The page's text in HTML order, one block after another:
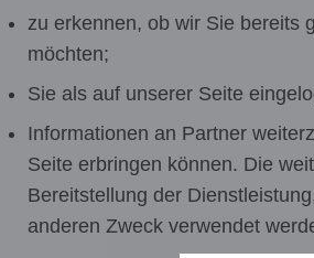
zu erkennen, ob wir Sie bereits
möchten;
Sie als auf unserer Seite
Informationen an Partner
Seite erbringen können. Die
Bereitstellung der
anderen Zweck verwendet